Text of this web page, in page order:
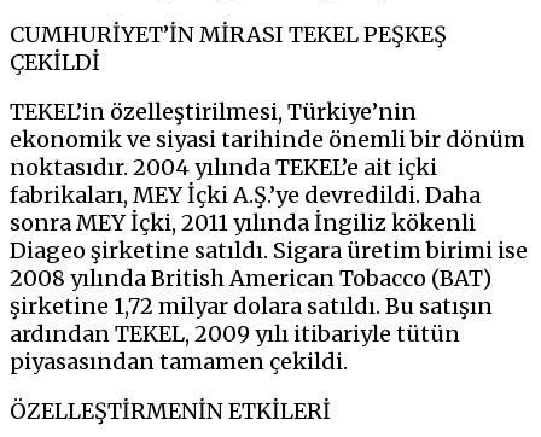
CUMHURİYET’İN MİRASI TEKEL PEŞKEŞ
ÇEKİLDİ
TEKEL’in özelleştirilmesi, Türkiye’nin
ekonomik ve siyasi tarihinde önemli bir dönüm
noktasıdır. 2004 yılında TEKEL’e ait içki
fabrikaları, MEY İçki A.Ş.’ye devredildi. Daha
sonra MEY İçki, 2011 yılında İngiliz kökenli
Diageo şirketine satıldı. Sigara üretim birimi ise
2008 yılında British American Tobacco (BAT)
şirketine 1,72 milyar dolara satıldı. Bu satışın
ardından TEKEL, 2009 yılı itibariyle tütün
piyasasından tamamen çekildi.
ÖZELLEŞTİRMENİN ETKİLERİ